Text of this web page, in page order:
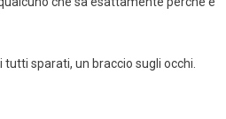
sparati, un braccio sugli occhi.